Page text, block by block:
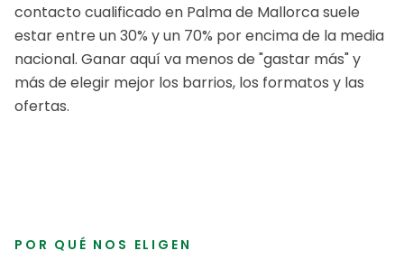
contacto cualificado en Palma de Mallorcasuele
estar entre un 30% y un 70% por encima de la media
nacional. Ganar aquí va menos de "gastar más" y
más de elegir mejor los barrios, los formatos y las
ofertas.
POR QUÉ NOS ELIGEN